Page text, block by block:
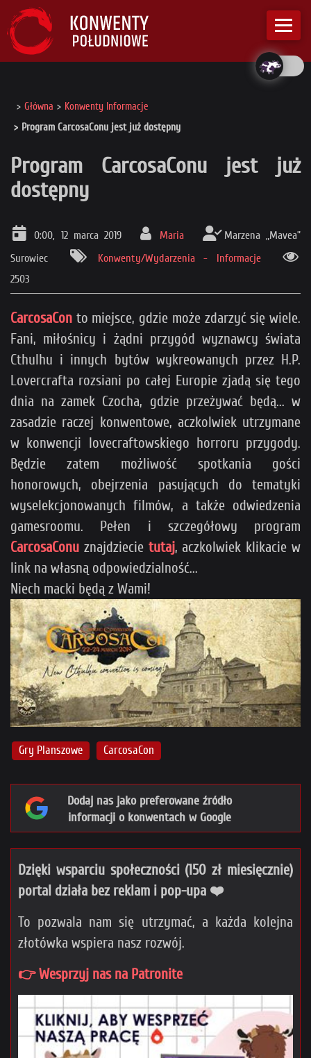
Główna
Konwenty Informacje
Program CarcosaConu jest już dostępny
Program CarcosaConu jest już
dostępny
0:00, 12 marca 2019 Maria
Marzena „Mavea”
Surowiec
Konwenty/Wydarzenia - Informacje
2503
CarcosaCon to miejsce, gdzie może zdarzyć się wiele.
Fani, miłośnicy i żądni przygód wyznawcy świata
Cthulhu i innych bytów wykreowanych przez H.P.
Lovercrafta rozsiani po całej Europie zjadą się tego
dnia na zamek Czocha, gdzie przeżywać będą... w
zasadzie raczej konwentowe, aczkolwiek utrzymane
w konwencji lovecraftowskiego horroru przygody.
Będzie zatem możliwość spotkania gości
honorowych, obejrzenia pasujących do tematyki
wyselekcjonowanych filmów, a także odwiedzenia
gamesroomu. Pełen i szczegółowy program
CarcosaConu znajdziecie tutaj, aczkolwiek klikacie w
link na własną odpowiedzialność...
Niech macki będą z Wami!
Gry Planszowe CarcosaCon
Dodaj nas jako preferowane źródło
informacji o konwentach w Google
Dzięki wsparciu społeczności (150 zł miesięcznie)
portal działa bez reklam i pop-upa ❤️
To pozwala nam się utrzymać, a każda kolejna
złotówka wspiera nasz rozwój.
👉 Wesprzyj nas na Patronite